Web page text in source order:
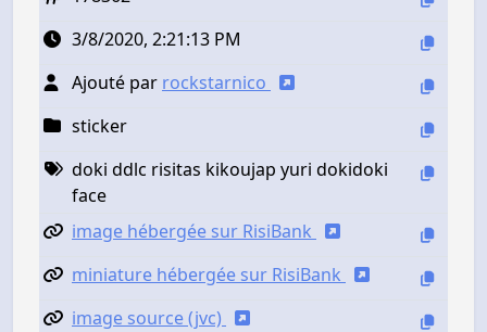
3/8/2020, 2:21:13 PM
Ajouté par rockstarnico
sticker
doki ddlc risitas kikoujap yuri dokidoki
face
image hébergée sur RisiBank
miniature hébergée sur RisiBank
image source (jvc)